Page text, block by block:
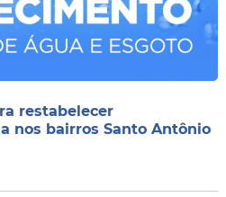
restabelecer
nos bairros Santo Antônio